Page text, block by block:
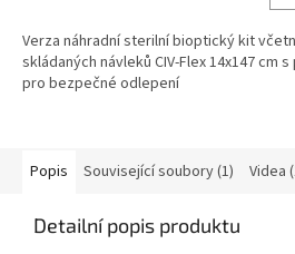
Verza náhradní sterilní bioptický kit
skládaných návleků CIV-Flex 14x147 cm
pro bezpečné odlepení
Popis Související soubory (1) Videa
Detailní popis produktu